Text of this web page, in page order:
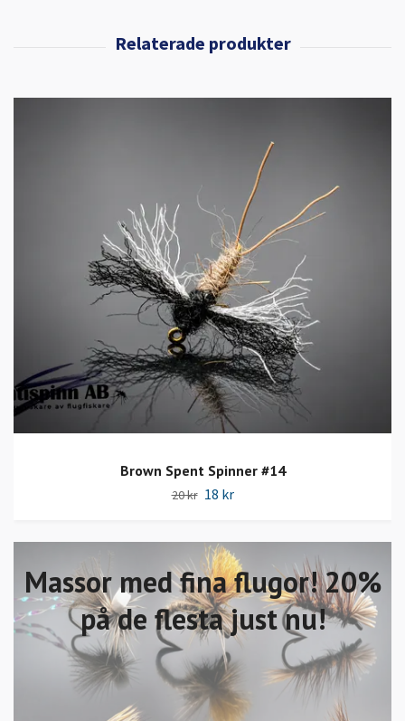
Massor med fina flugor! 20%
på de flesta just nu!
Brown Spent Spinner #14
20 kr 18 kr